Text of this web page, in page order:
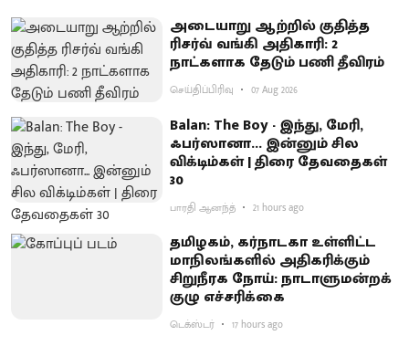
அடையாறு ஆற்றில் குதித்த
ரிசர்வ் வங்கி அதிகாரி: 2
நாட்களாக தேடும் பணி தீவிரம்
செய்திப்பிரிவு 07 Aug 2026
Balan: The Boy - இந்து, மேரி,
ஃபர்ஸானா... இன்னும் சில
விக்டிம்கள் | திரை தேவதைகள்
30
பாரதி ஆனந்த் 21 hours ago
தமிழகம், கர்நாடகா உள்ளிட்ட
மாநிலங்களில் அதிகரிக்கும்
சிறுநீரக நோய்: நாடாளுமன்றக்
குழு எச்சரிக்கை
டெக்ஸ்டர் 17 hours ago